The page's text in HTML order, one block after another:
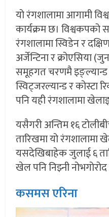
यो रंगशालामा आगामी
कार्यक्रम छ।
रंगशालामा स्विडेन र
अर्जेन्टिना र क्रोएसिया
समूहगत चरणमै इङ्ल्यान्ड
स्विट्जरल्यान्ड र
पनि यही रंगशालामा
यसैगरी अन्तिम १६
तारिखमा यो रंगशालामा
यसदेखिबाहेक जुलाई ६
खेल पनि निझ्नी
कसमस एरिना